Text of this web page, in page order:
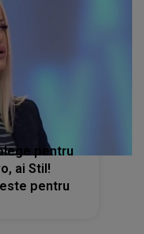
pentru
ai Stil!
pentru